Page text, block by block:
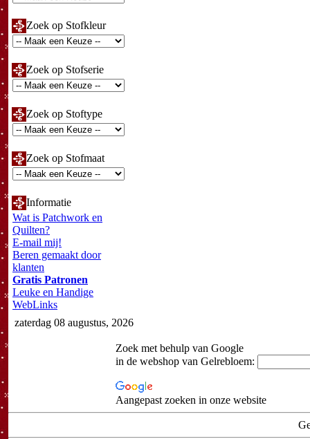
Zoek op Stofkleur
Zoek op Stofserie
Zoek op Stoftype
Zoek op Stofmaat
Informatie
Wat is Patchwork en
Quilten?
E-mail mij!
Beren gemaakt door
klanten
Gratis Patronen
Leuke en Handige
WebLinks
zaterdag 08 augustus, 2026
Zoek met behulp van Google
in de webshop van Gelrebloem:
Aangepast zoeken in onze website